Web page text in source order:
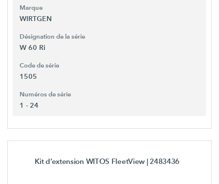
Marque
WIRTGEN
Désignation de la série
W 60 Ri
Code de série
1505
Numéros de série
1 - 24
Kit d’extension WITOS FleetView | 2483436